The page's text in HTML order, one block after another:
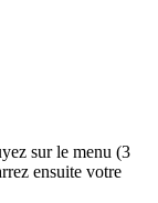
sur le menu (3
ensuite votre